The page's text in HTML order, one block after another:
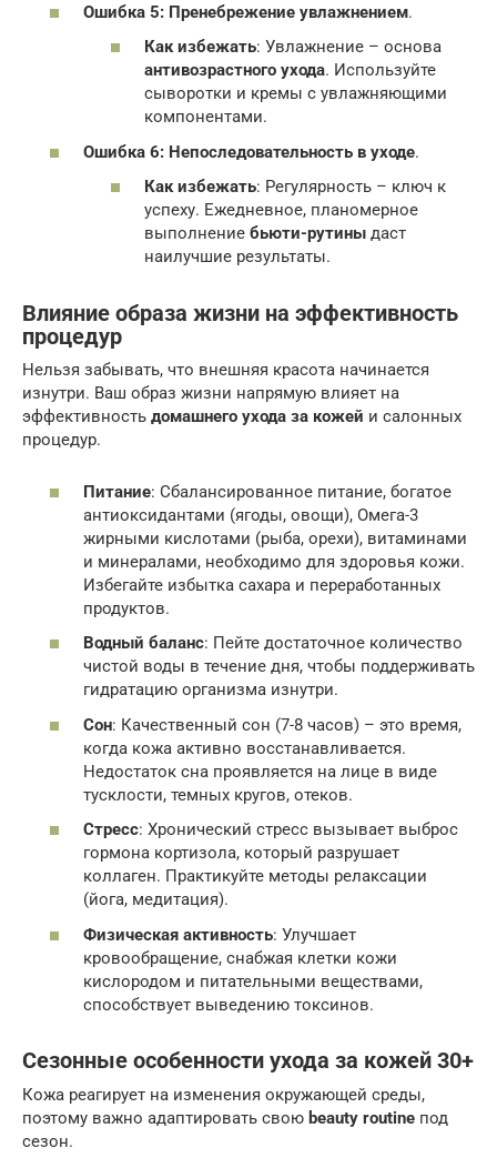
Ошибка 5: Пренебрежение увлажнением.
Как избежать: Увлажнение – основа
антивозрастного ухода. Используйте
сыворотки и кремы с увлажняющими
компонентами.
Ошибка 6: Непоследовательность в уходе.
Как избежать: Регулярность – ключ к
успеху. Ежедневное, планомерное
выполнение бьюти-рутины даст
наилучшие результаты.
Влияние образа жизни на эффективность
процедур
Нельзя забывать, что внешняя красота начинается
изнутри. Ваш образ жизни напрямую влияет на
эффективность домашнего ухода за кожей и салонных
процедур.
Питание: Сбалансированное питание, богатое
антиоксидантами (ягоды, овощи), Омега-3
жирными кислотами (рыба, орехи), витаминами
и минералами, необходимо для здоровья кожи.
Избегайте избытка сахара и переработанных
продуктов.
Водный баланс: Пейте достаточное количество
чистой воды в течение дня, чтобы поддерживать
гидратацию организма изнутри.
Сон: Качественный сон (7-8 часов) – это время,
когда кожа активно восстанавливается.
Недостаток сна проявляется на лице в виде
тусклости, темных кругов, отеков.
Стресс: Хронический стресс вызывает выброс
гормона кортизола, который разрушает
коллаген. Практикуйте методы релаксации
(йога, медитация).
Физическая активность: Улучшает
кровообращение, снабжая клетки кожи
кислородом и питательными веществами,
способствует выведению токсинов.
Сезонные особенности ухода за кожей 30+
Кожа реагирует на изменения окружающей среды,
поэтому важно адаптировать свою beauty routine под
сезон.